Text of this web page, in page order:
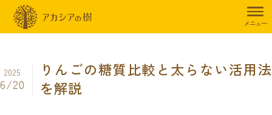
メニュー
トップページ 暮らしのお役立ち情報 りんごの糖質
りんごの糖質比較と太らない活用法
を解説
2025
6/20